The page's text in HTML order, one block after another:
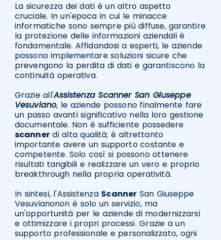
La sicurezza dei dati è un altro aspetto
cruciale. In un'epoca in cui le minacce
informatiche sono sempre più diffuse, garantire
la protezione delle informazioni aziendali è
fondamentale. Affidandosi a esperti, le aziende
possono implementare soluzioni sicure che
prevengono la perdita di dati e garantiscono la
continuità operativa.
Grazie all'Assistenza Scanner San Giuseppe
Vesuviano, le aziende possono finalmente fare
un passo avanti significativo nella loro gestione
documentale. Non è sufficiente possedere
scannerdi alta qualità; è altrettanto
importante avere un supporto costante e
competente. Solo così si possono ottenere
risultati tangibili e realizzare un vero e proprio
breakthrough nella propria operatività.
In sintesi, l'Assistenza Scanner San Giuseppe
Vesuvianonon è solo un servizio, ma
un'opportunità per le aziende di modernizzarsi
e ottimizzare i propri processi. Grazie a un
supporto professionale e personalizzato, ogni